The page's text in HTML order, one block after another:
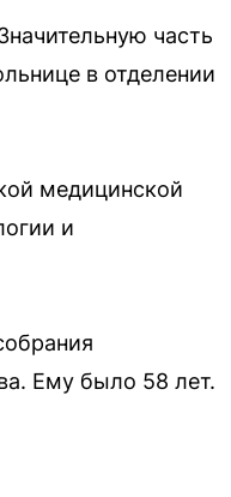
часть
в отделении
медицинской
и
Ему было 58 лет.